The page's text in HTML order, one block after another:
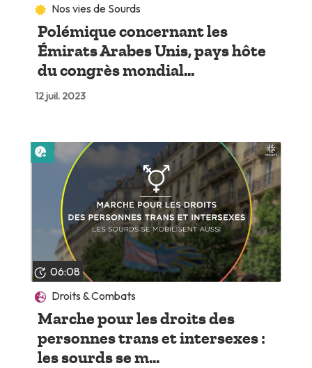
Nos vies de Sourds
Polémique concernant les
Émirats Arabes Unis, pays hôte
du congrès mondial...
12 juil. 2023
06:08
Droits & Combats
Marche pour les droits des
personnes trans et intersexes :
les sourds se m...
Lire plus tard